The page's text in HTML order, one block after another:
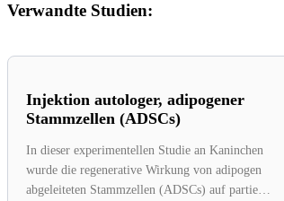
Verwandte Studien:
Injektion autologer, adipogener
Stammzellen (ADSCs)
In dieser experimentellen Studie an Kaninchen
wurde die regenerative Wirkung von adipogen
abgeleiteten Stammzellen (ADSCs) auf partielle